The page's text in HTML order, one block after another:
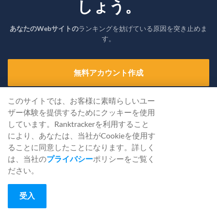
しょう。
あなたのWebサイトのランキングを妨げている原因を突き止めま
す。
無料アカウント作成
または認証情報を使って サインイン
このサイトでは、お客様に素晴らしいユー
ザー体験を提供するためにクッキーを使用
しています。Ranktrackerを利用すること
により、あなたは、当社がCookieを使用す
ることに同意したことになります。詳しく
は、当社のプライバシーポリシーをご覧く
ださい。
受入